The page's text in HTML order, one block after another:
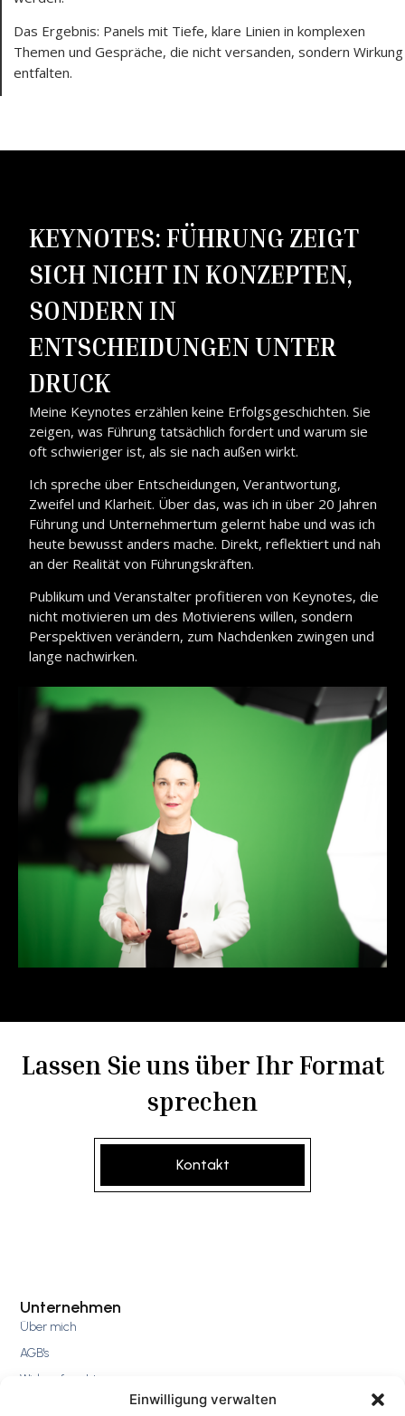
Einwilligung verwalten
Das Ergebnis: Panels mit Tiefe, klare Linien in komplexen
Themen und Gespräche, die nicht versanden, sondern Wirkung
entfalten.
KEYNOTES: FÜHRUNG ZEIGT
SICH NICHT IN KONZEPTEN,
SONDERN IN
ENTSCHEIDUNGEN UNTER
DRUCK
Meine Keynotes erzählen keine Erfolgsgeschichten. Sie
zeigen, was Führung tatsächlich fordert und warum sie
oft schwieriger ist, als sie nach außen wirkt.
Ich spreche über Entscheidungen, Verantwortung,
Zweifel und Klarheit. Über das, was ich in über 20 Jahren
Führung und Unternehmertum gelernt habe und was ich
heute bewusst anders mache. Direkt, reflektiert und nah
an der Realität von Führungskräften.
Publikum und Veranstalter profitieren von Keynotes, die
nicht motivieren um des Motivierens willen, sondern
Perspektiven verändern, zum Nachdenken zwingen und
lange nachwirken.
Lassen Sie uns über Ihr Format
sprechen
Kontakt
Unternehmen
Über mich
AGB's
Widerrufsrecht